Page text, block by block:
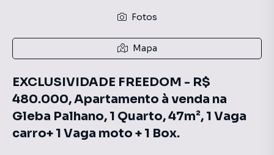
Fotos
Mapa
EXCLUSIVIDADE FREEDOM - R$
480.000, Apartamento à venda na
Gleba Palhano, 1 Quarto, 47m², 1 Vaga
carro+ 1 Vaga moto + 1 Box.